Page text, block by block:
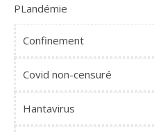
PLandémie
Confinement
Covid non-censuré
Hantavirus